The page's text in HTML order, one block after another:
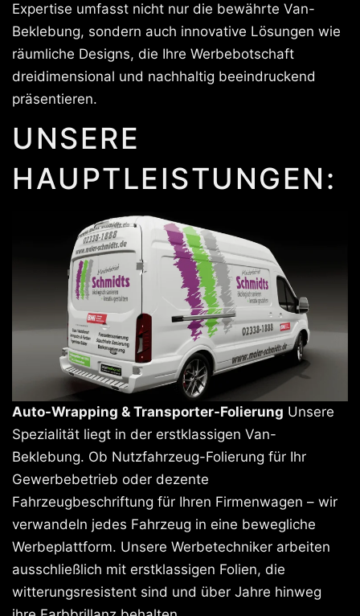
Expertise umfasst nicht nur die bewährte Van-
Beklebung, sondern auch innovative Lösungen wie
räumliche Designs, die Ihre Werbebotschaft
dreidimensional und nachhaltig beeindruckend
präsentieren.
UNSERE
HAUPTLEISTUNGEN:
Auto-Wrapping & Transporter-Folierung Unsere
Spezialität liegt in der erstklassigen Van-
Beklebung. Ob Nutzfahrzeug-Folierung für Ihr
Gewerbebetrieb oder dezente
Fahrzeugbeschriftung für Ihren Firmenwagen – wir
verwandeln jedes Fahrzeug in eine bewegliche
Werbeplattform. Unsere Werbetechniker arbeiten
ausschließlich mit erstklassigen Folien, die
witterungsresistent sind und über Jahre hinweg